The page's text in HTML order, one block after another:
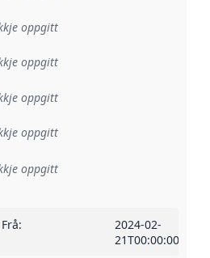
oppgitt
oppgitt
oppgitt
oppgitt
oppgitt
Frå:
2024-02-
21T00:00:00Z